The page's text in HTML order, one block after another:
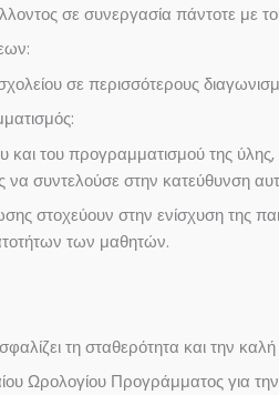
σε συνεργασία πάντοτε με
σε περισσότερους
και του προγραμματισμού της
να συντελούσε στην κατεύθυνση
στοχεύουν στην ενίσχυση της
των μαθητών.
τη σταθερότητα και την καλή
Ωρολογίου Προγράμματος για